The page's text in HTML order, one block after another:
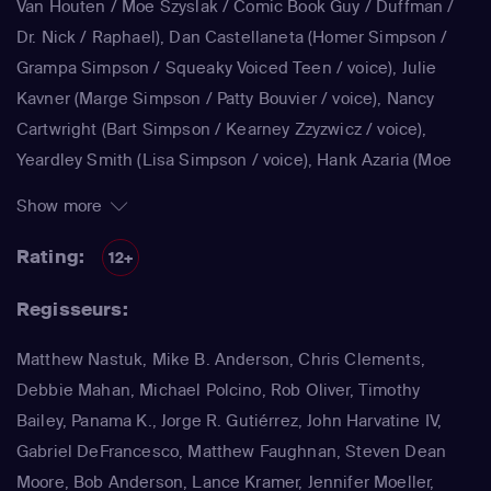
Van Houten / Moe Szyslak / Comic Book Guy / Duffman /
Dr. Nick / Raphael), Dan Castellaneta(Homer Simpson /
Grampa Simpson / Squeaky Voiced Teen / voice), Julie
Kavner(Marge Simpson / Patty Bouvier / voice), Nancy
Cartwright (Bart Simpson / Kearney Zzyzwicz / voice),
Yeardley Smith (Lisa Simpson / voice), Hank Azaria (Moe
Castellaneta(Homer Simpson / Kodos)
(Bart Simpson)
Houten / Clancy Wiggum / Snake Jailbird / Maximilian von
(Marge Simpson / Patty Bouvier / Selma
Bouvier)
Nancy Cartwright
(Cletus Spuckler / Kirk Van
Show more
Rating: 12+
Regisseurs:
Matthew Nastuk, Mike B. Anderson, Chris Clements,
Debbie Mahan, Michael Polcino, Rob Oliver, Timothy
Bailey, Panama K., Jorge R. Gutiérrez, John Harvatine IV,
Gabriel DeFrancesco, Matthew Faughnan, Steven Dean
Moore, Bob Anderson, Lance Kramer, Jennifer Moeller,